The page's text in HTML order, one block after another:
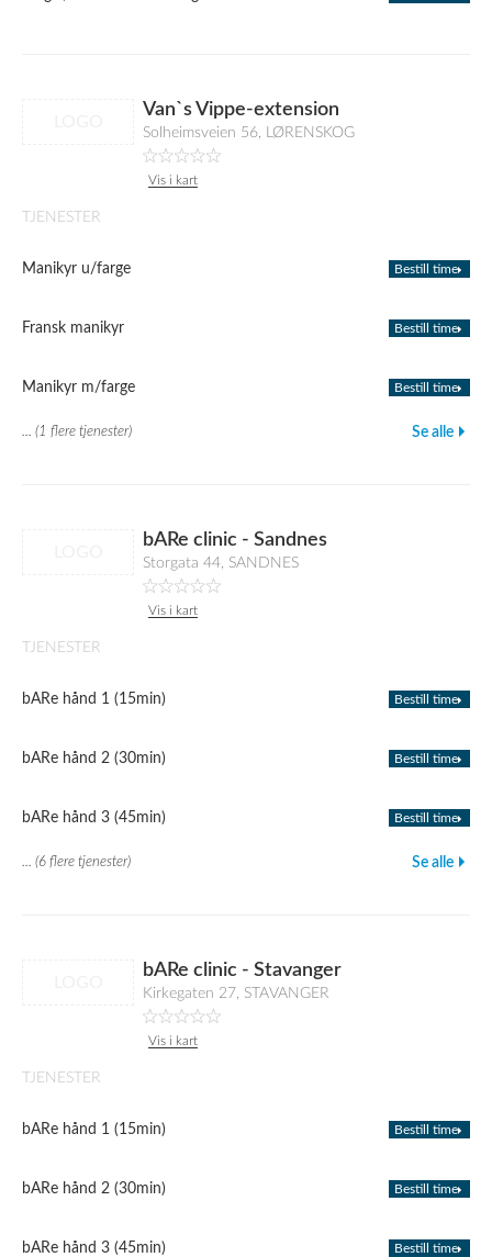
Van`s Vippe-extension
Solheimsveien 56, LØRENSKOG
Vis i kart
TJENESTER
Manikyr u/farge Bestill time
Fransk manikyr Bestill time
Manikyr m/farge Bestill time
... (1 flere tjenester) Se alle
bARe clinic - Sandnes
Storgata 44, SANDNES
Vis i kart
TJENESTER
bARe hånd 1 (15min) Bestill time
bARe hånd 2 (30min) Bestill time
bARe hånd 3 (45min) Bestill time
... (6 flere tjenester) Se alle
bARe clinic - Stavanger
Kirkegaten 27, STAVANGER
Vis i kart
TJENESTER
bARe hånd 1 (15min) Bestill time
bARe hånd 2 (30min) Bestill time
bARe hånd 3 (45min) Bestill time